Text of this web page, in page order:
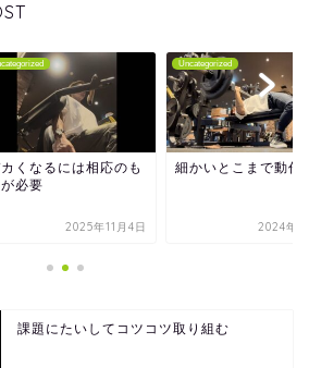
くなるには相応のも
必要
2025年11月4日
Uncategorized
細かいとこまで動作
2024年4
課題にたいしてコツコツ取り組む